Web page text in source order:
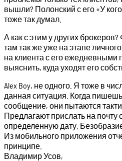
вышли? Полонский с его «У
тоже так думал.
А как с этим у других
там так же уже на этапе
на клиента с его ежедневными
выяснить, куда уходят его
Alex Boy, не одного. Я тоже в
данная ситуация. Когда
сообщение, они пытаются
Предлагают прислать на почту
определенную дату.
Из мобильного приложения
принципе.
Владимир Усов,